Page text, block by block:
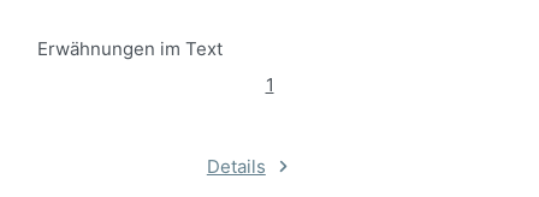
Erwähnungen im Text
1
Details